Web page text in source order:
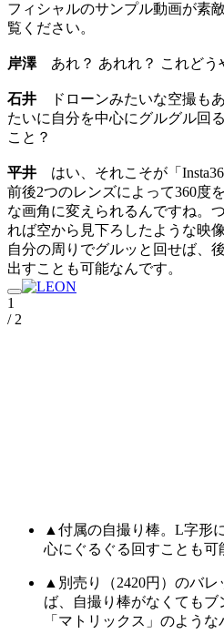
フィシャルのサンプル動画が素
覧ください。
岸澤あれ？ あれれ？ これどう
石井 ドローンみたいな空撮も
たいに自分を中心にグルグル回
こと？
平井 はい、それこそが「
前後2つのレンズによって360度
な画角に変えられるんですね。
れば空から見下ろしたような映
自分の周りでグルッと回せば、
出すことも可能なんです。
1
/ 2
▲付属の自撮り棒。L字形
心にぐるぐる回すことも可
▲別売り（2420円）のバ
ば、自撮り棒がなくても
「マトリックス」のよう